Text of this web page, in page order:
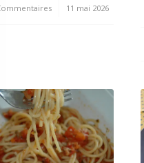
/ 11 mai 2026